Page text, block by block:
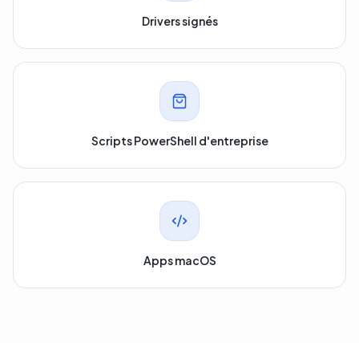
Drivers signés
Scripts PowerShell d'entreprise
Apps macOS